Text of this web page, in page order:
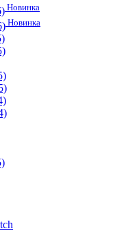
Новинка
Новинка